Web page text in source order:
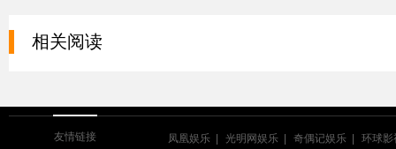
相关阅读
友情链接 凤凰娱乐 光明网娱乐 奇偶记娱乐 环球影